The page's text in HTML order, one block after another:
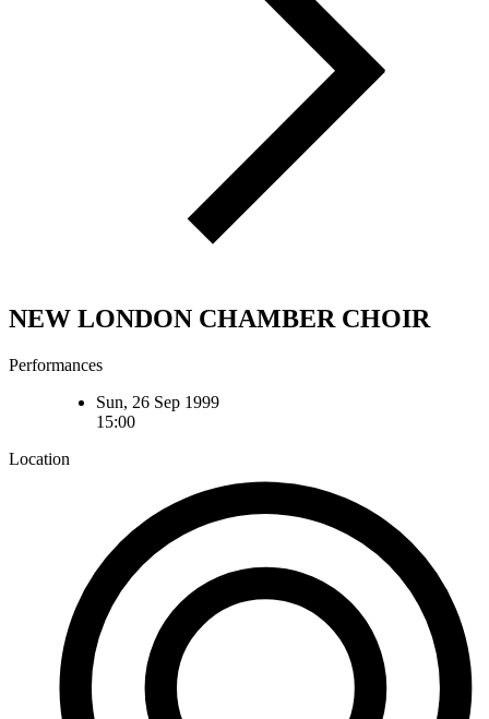
NEW LONDON CHAMBER CHOIR
Performances
Sun, 26 Sep 1999
15:00
Location